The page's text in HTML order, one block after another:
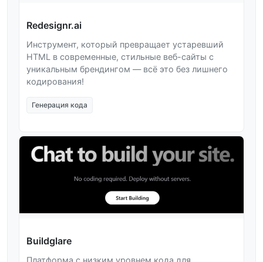
Redesignr.ai
Инструмент, который превращает устаревший
HTML в современные, стильные веб-сайты с
уникальным брендингом — всё это без лишнего
кодирования!
Генерация кода
Buildglare